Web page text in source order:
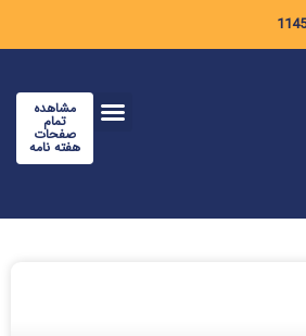
مشاهده
تمام
صفحات
هفته نامه